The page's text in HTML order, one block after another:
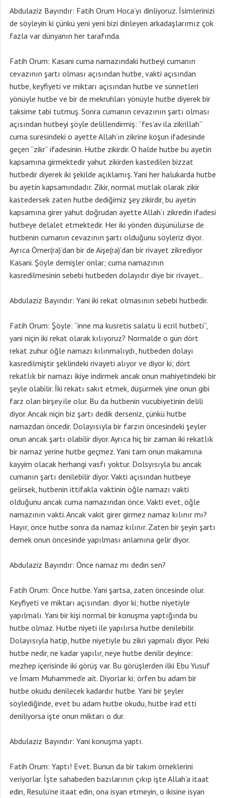
Abdulaziz Bayındır: Fatih Orum Hoca’yı dinliyoruz. İsimlerinizi
de söyleyin ki çünkü yeni yeni bizi dinleyen arkadaşlarımız çok
fazla var dünyanın her tarafında.
Fatih Orum: Kasani cuma namazındaki hutbeyi cumanın
cevazının şartı olması açısından hutbe, vakti açısından
hutbe, keyfiyeti ve miktarı açısından hutbe ve sünnetleri
yönüyle hutbe ve bir de mekruhları yönüyle hutbe diyerek bir
taksime tabi tutmuş. Sonra cumanın cevazının şartı olması
açısından hutbeyi şöyle delillendirmiş: “fes’av ila zikrillah”
cuma suresindeki o ayette Allah’ın zikrine koşun ifadesinde
geçen “zikr” ifadesinin. Hutbe zikirdir. O halde hutbe bu ayetin
kapsamına girmektedir yahut zikirden kastedilen bizzat
hutbedir diyerek iki şekilde açıklamış. Yani her halukarda hutbe
bu ayetin kapsamındadır. Zikir, normal mutlak olarak zikir
kastedersek zaten hutbe dediğimiz şey zikirdir, bu ayetin
kapsamına girer yahut doğrudan ayette Allah’ı zikredin ifadesi
hutbeye delalet etmektedir. Her iki yönden düşünülürse de
hutbenin cumanın cevazının şartı olduğunu söyleriz diyor.
Ayrıca Ömer(ra)’dan bir de Aişe(ra)’dan bir rivayet zikrediyor
Kasani. Şöyle demişler onlar; cuma namazının
kasredilmesinin sebebi hutbeden dolayıdır diye bir rivayet..
Abdulaziz Bayındır: Yani iki rekat olmasının sebebi hutbedir.
Fatih Orum: Şöyle: “inne ma kusretis salatu li ecril hutbeti”,
yani niçin iki rekat olarak kılıyoruz? Normalde o gün dört
rekat zuhur öğle namazı kılınmalıydı, hutbeden dolayı
kasredilmiştir şeklindeki rivayeti alıyor ve diyor ki; dört
rekatlık bir namazı ikiye indirmek ancak onun mahiyetindeki bir
şeyle olabilir. İki rekatı sakıt etmek, düşürmek yine onun gibi
farz olan birşey ile olur. Bu da hutbenin vucubiyetinin delili
diyor. Ancak niçin biz şartı dedik derseniz, çünkü hutbe
namazdan öncedir. Dolayısıyla bir farzın öncesindeki şeyler
onun ancak şartı olabilir diyor. Ayrıca hiç bir zaman iki rekatlık
bir namaz yerine hutbe geçmez. Yani tam onun makamına
kayyim olacak herhangi vasfı yoktur. Dolsyısıyla bu ancak
cumanın şartı denilebilir diyor. Vakti açısından hutbeye
gelirsek, hutbenin ittifakla vaktinin öğle namazı vakti
olduğunu ancak cuma namazından önce. Vakti evet, öğle
namazının vakti. Ancak vakit girer girmez namaz kılınır mı?
Hayır, önce hutbe sonra da namaz kılınır. Zaten bir şeyin şartı
demek onun öncesinde yapılması anlamına gelir diyor.
Abdulaziz Bayındır: Önce namaz mı dedin sen?
Fatih Orum: Önce hutbe. Yani şartsa, zaten öncesinde olur.
Keyfiyeti ve miktarı açısından: diyor ki; hutbe niyetiyle
yapılmalı. Yani bir kişi normal bir konuşma yaptığında bu
hutbe olmaz. Hutbe niyeti ile yapılırsa hutbe denilebilir.
Dolayısıyla hatip, hutbe niyetiyle bu zikri yapmalı diyor. Peki
hutbe nedir, ne kadar yapılır, neye hutbe denilir deyince:
mezhep içerisinde iki görüş var. Bu görüşlerden ilki Ebu Yusuf
ve İmam Muhammed’e ait. Diyorlar ki; örfen bu adam bir
hutbe okudu denilecek kadardır hutbe. Yani bir şeyler
söylediğinde, evet bu adam hutbe okudu, hutbe irad etti
deniliyorsa işte onun miktarı o dur.
Abdulaziz Bayındır: Yani konuşma yaptı.
Fatih Orum: Yaptı! Evet. Bunun da bir takım örneklerini
veriyorlar. İşte sahabeden bazılarının çıkıp işte Allah’a itaat
edin, Resulü’ne itaat edin, ona isyan etmeyin, o ikisine isyan